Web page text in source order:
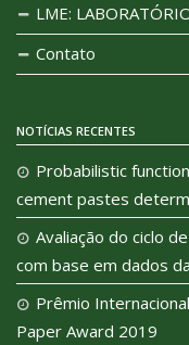
LME:
Contato
NOTÍCIAS RECENTES
Probabilistic
cement pastes
Avaliação do ciclo
com base em dados
Prêmio
Paper Award 2019